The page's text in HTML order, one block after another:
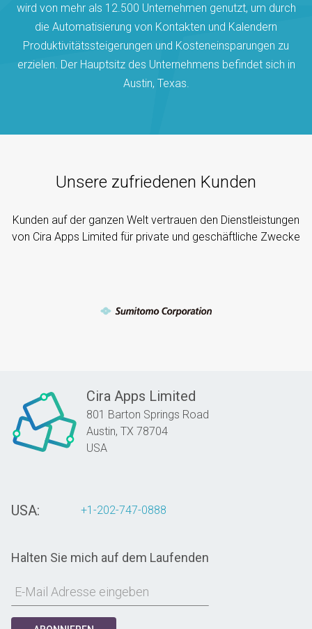
wird von mehr als 12.500 Unternehmen genutzt, um durch
die Automatisierung von Kontakten und Kalendern
Produktivitätssteigerungen und Kosteneinsparungen zu
erzielen. Der Hauptsitz des Unternehmens befindet sich in
Austin, Texas.
Unsere zufriedenen Kunden
Kunden auf der ganzen Welt vertrauen den Dienstleistungen
von Cira Apps Limited für private und geschäftliche Zwecke
Cira Apps Limited
801 Barton Springs Road
Austin, TX 78704
USA
USA: +1-202-747-0888
Halten Sie mich auf dem Laufenden